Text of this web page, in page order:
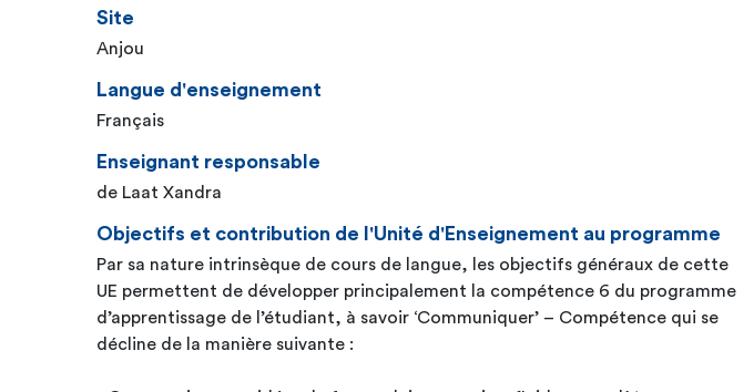
Site
Anjou
Langue d'enseignement
Français
Enseignant responsable
de Laat Xandra
Objectifs et contribution de l'Unité d'Enseignement au programme
Par sa nature intrinsèque de cours de langue, les objectifs généraux de cette
UE permettent de développer principalement la compétence 6 du programme
d’apprentissage de l’étudiant, à savoir ‘Communiquer’ – Compétence qui se
décline de la manière suivante :